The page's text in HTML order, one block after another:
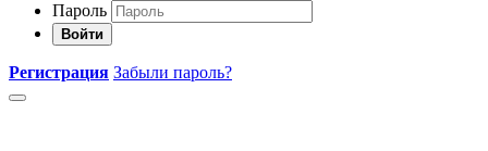
Пароль
Войти
Регистрация Забыли пароль?